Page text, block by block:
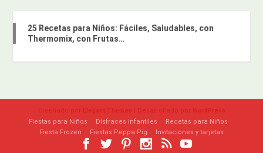
25 Recetas para Niños: Fáciles, Saludables, con
Thermomix, con Frutas…
Diseñado por Elegant Themes | Desarrollado por WordPress
Fiestas para Niños Disfraces infantiles
Recetas para Niños
Fiesta Frozen
Fiestas Peppa Pig Invitaciones y tarjetas